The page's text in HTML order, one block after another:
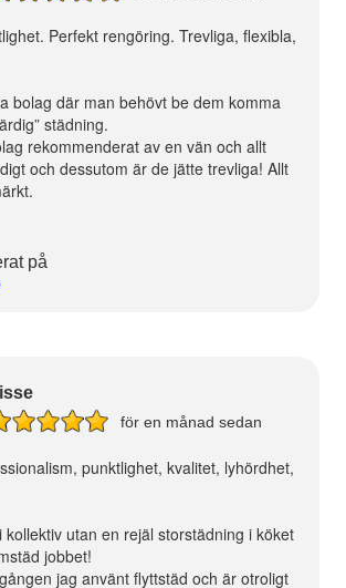
Perfekt rengöring. Trevliga, flexibla,
bolag där man behövt be dem komma
städning.
rekommenderat av en vän och allt
och dessutom är de jätte trevliga! Allt
på
för en månad sedan
punktlighet, kvalitet, lyhördhet,
kollektiv utan en rejäl storstädning i köket
jobbet!
jag använt flyttstäd och är otroligt